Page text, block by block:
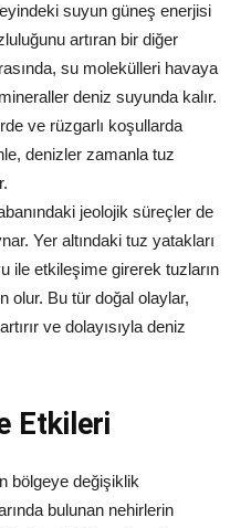
suyun güneş enerjisi
artıran bir diğer
su molekülleri havaya
deniz suyunda kalır.
ve rüzgarlı koşullarda
denizler zamanla tuz
jeolojik süreçler de
Yer altındaki tuz yatakları
ile etkileşime girerek tuzların
olur. Bu tür doğal olaylar,
ve dolayısıyla deniz
Etkileri
bölgeye değişiklik
bulunan nehirlerin